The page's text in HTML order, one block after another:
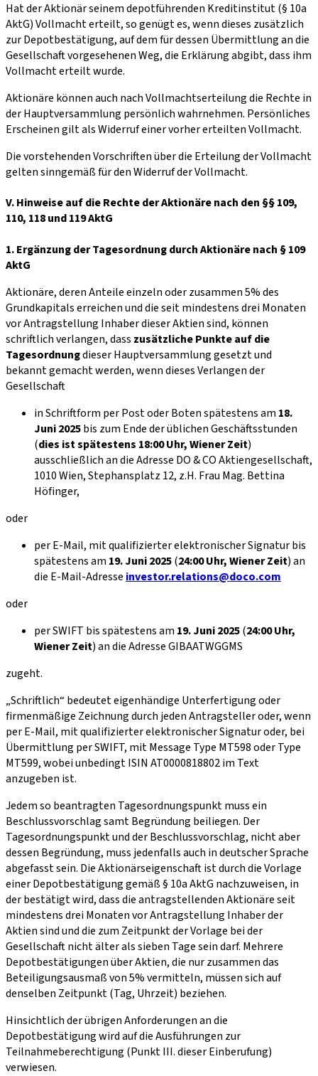
Hat der Aktionär seinem depotführenden Kreditinstitut (§ 10a
AktG) Vollmacht erteilt, so genügt es, wenn dieses zusätzlich
zur Depotbestätigung, auf dem für dessen Übermittlung an die
Gesellschaft vorgesehenen Weg, die Erklärung abgibt, dass ihm
Vollmacht erteilt wurde.
Aktionäre können auch nach Vollmachtserteilung die Rechte in
der Hauptversammlung persönlich wahrnehmen. Persönliches
Erscheinen gilt als Widerruf einer vorher erteilten Vollmacht.
Die vorstehenden Vorschriften über die Erteilung der Vollmacht
gelten sinngemäß für den Widerruf der Vollmacht.
V. Hinweise auf die Rechte der Aktionäre nach den §§ 109,
110, 118 und 119 AktG
1. Ergänzung der Tagesordnung durch Aktionäre nach § 109
AktG
Aktionäre, deren Anteile einzeln oder zusammen 5% des
Grundkapitals erreichen und die seit mindestens drei Monaten
vor Antragstellung Inhaber dieser Aktien sind, können
schriftlich verlangen, dass zusätzliche Punkte auf die
Tagesordnungdieser Hauptversammlung gesetzt und
bekannt gemacht werden, wenn dieses Verlangen der
Gesellschaft
in Schriftform per Post oder Boten spätestens am 18.
Juni 2025bis zum Ende der üblichen Geschäftsstunden
(dies ist spätestens 18:00 Uhr, Wiener Zeit)
ausschließlich an die Adresse DO & CO Aktiengesellschaft,
1010 Wien, Stephansplatz 12, z.H. Frau Mag. Bettina
Höfinger,
oder
per E-Mail, mit qualifizierter elektronischer Signatur bis
spätestens am 19. Juni 2025(24:00 Uhr, Wiener Zeit) an
die E-Mail-Adresse investor.relations@doco.com
oder
per SWIFT bis spätestens am 19. Juni 2025(24:00 Uhr,
Wiener Zeit) an die Adresse GIBAATWGGMS
zugeht.
„Schriftlich“ bedeutet eigenhändige Unterfertigung oder
firmenmäßige Zeichnung durch jeden Antragsteller oder, wenn
per E-Mail, mit qualifizierter elektronischer Signatur oder, bei
Übermittlung per SWIFT, mit Message Type MT598 oder Type
MT599, wobei unbedingt ISIN AT0000818802 im Text
anzugeben ist.
Jedem so beantragten Tagesordnungspunkt muss ein
Beschlussvorschlag samt Begründung beiliegen. Der
Tagesordnungspunkt und der Beschlussvorschlag, nicht aber
dessen Begründung, muss jedenfalls auch in deutscher Sprache
abgefasst sein. Die Aktionärseigenschaft ist durch die Vorlage
einer Depotbestätigung gemäß § 10a AktG nachzuweisen, in
der bestätigt wird, dass die antragstellenden Aktionäre seit
mindestens drei Monaten vor Antragstellung Inhaber der
Aktien sind und die zum Zeitpunkt der Vorlage bei der
Gesellschaft nicht älter als sieben Tage sein darf. Mehrere
Depotbestätigungen über Aktien, die nur zusammen das
Beteiligungsausmaß von 5% vermitteln, müssen sich auf
denselben Zeitpunkt (Tag, Uhrzeit) beziehen.
Hinsichtlich der übrigen Anforderungen an die
Depotbestätigung wird auf die Ausführungen zur
Teilnahmeberechtigung (Punkt III. dieser Einberufung)
verwiesen.